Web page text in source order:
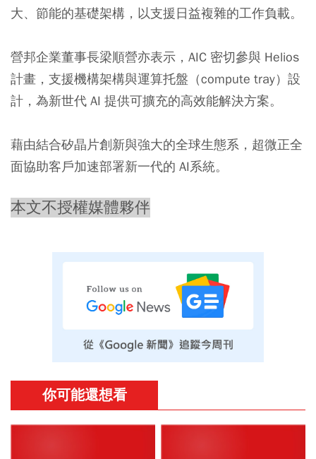
大、節能的基礎架構，以支援日益複雜的工作負載。
營邦企業董事長梁順營亦表示，AIC 密切參與 Helios
計畫，支援機構架構與運算托盤（compute tray）設
計，為新世代 AI 提供可擴充的高效能解決方案。
藉由結合矽晶片創新與強大的全球生態系，超微正全
面協助客戶加速部署新一代的 AI系統。
本文不授權媒體夥伴